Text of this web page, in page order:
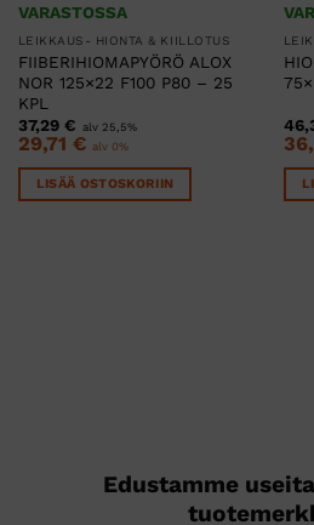
VARASTOSSA
LEIKKAUS- HIONTA & KIILLOTUS
FIIBERIHIOMAPYÖRÖ ALOX
NOR 125×22 F100 P80 – 25
KPL
37,29 € alv 25,5%
29,71 € alv 0%
LISÄÄ OSTOSKORIIN
Edustamme